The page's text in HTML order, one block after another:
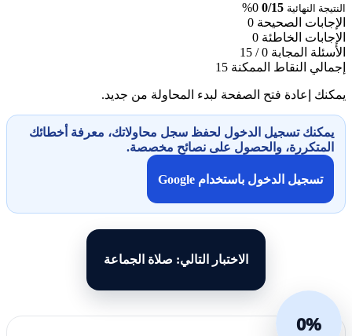
النتيجة النهائية 0/15
0%
الإجابات الصحيحة 0
الإجابات الخاطئة 0
الأسئلة المجابة 0 / 15
إجمالي النقاط الممكنة 15
يمكنك إعادة فتح الصفحة لبدء المحاولة من جديد.
يمكنك تسجيل الدخول لحفظ سجل محاولاتك، معرفة أخطائك
المتكررة، والحصول على نصائح مخصصة.
تسجيل الدخول باستخدام Google
الاختبار التالي: صلاة الجماعة
0%